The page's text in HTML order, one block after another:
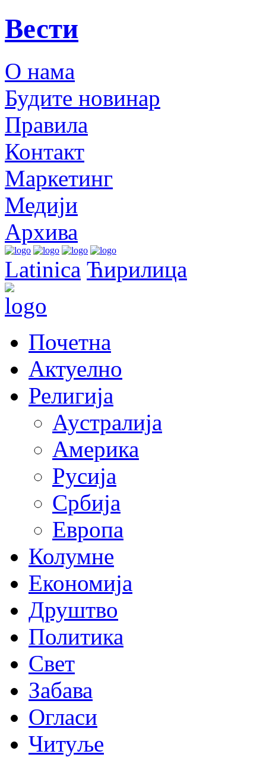
Вести
О нама
Будите новинар
Правила
Контакт
Маркетинг
Медији
Архива
Latinica Ћирилица
Почетна
Актуелно
Религија
Аустралија
Америка
Русија
Србија
Европа
Колумне
Економија
Друштво
Политика
Свет
Забава
Огласи
Читуље